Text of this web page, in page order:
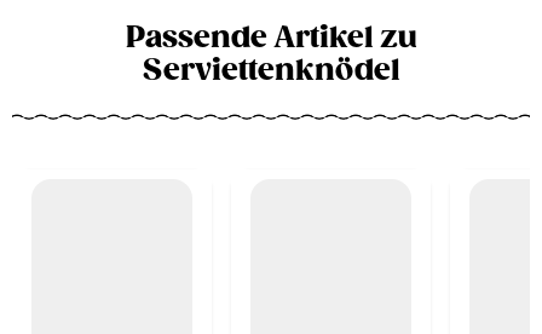
Passende Artikel zu
Serviettenknödel